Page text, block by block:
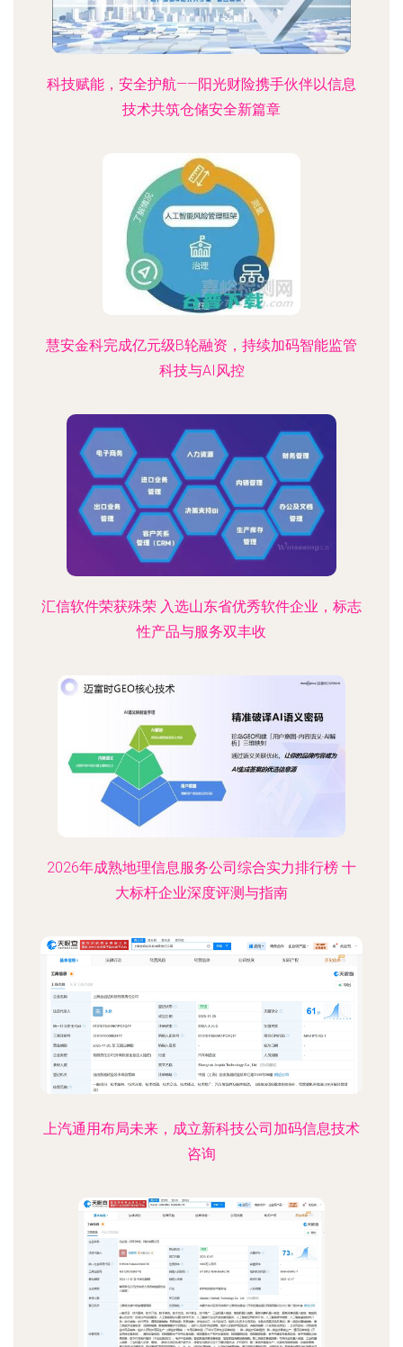
科技赋能，安全护航——阳光财险携手伙伴以信息
技术共筑仓储安全新篇章
慧安金科完成亿元级B轮融资，持续加码智能监管
科技与AI风控
汇信软件荣获殊荣 入选山东省优秀软件企业，标志
性产品与服务双丰收
2026年成熟地理信息服务公司综合实力排行榜 十
大标杆企业深度评测与指南
上汽通用布局未来，成立新科技公司加码信息技术
咨询